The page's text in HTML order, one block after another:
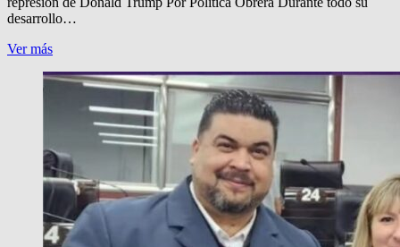
desarrollo…
Ver más«ESTADO
SITIO
MUNDIAL»